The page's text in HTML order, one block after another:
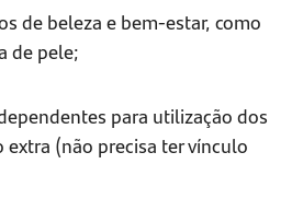
de beleza e bem-estar, como
de pele;
para utilização dos
(não precisa ter vínculo